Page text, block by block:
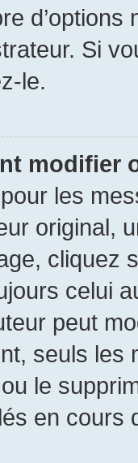
Si
le.
modifier
les
original,
cliquez
celui
peut
seuls les
le
en cours